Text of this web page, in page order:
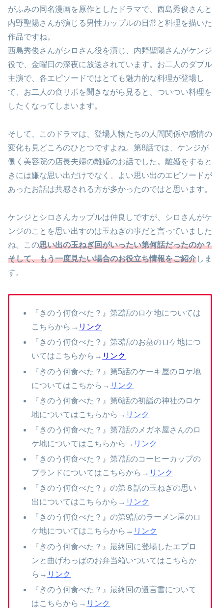
がふみの同名漫画を原作としたドラマで、西島秀俊さんと
内野聖陽さんが演じる男性カップルの日常と料理を描いた
作品ですね。
西島秀俊さんがシロさん役を演じ、内野聖陽さんがケンジ
役で、金曜日の深夜に放送されています。お二人のダブル
主演で、各エピソードではとても魅力的な料理が登場し
て、お二人の食リポを聞きながら見ると、ついつい料理を
したくなってしまいます。
そして、このドラマは、登場人物たちの人間関係や感情の
変化も見どころのひとつですよね。第8話では、ケンジが
働く美容院の店長夫婦の離婚のお話でした。離婚をすると
きには嫌な思い出だけでなく、よい思い出のエピソードが
あったお話は共感される方が多かったのではと思います。
ケンジとシロさんカップルは仲良しですが、シロさんがケ
ンジのことを思い出すのは玉ねぎの事だと言っていました
ね。この思い出の玉ねぎ回がいったい第何話だったのか？
そして、もう一度見たい場合のお役立ち情報をご紹介しま
す。
『きのう何食べた？』第2話のロケ地については
こちらから→ リンク
『きのう何食べた？』第3話のお墓のロケ地につ
いてはこちらから→ リンク
『きのう何食べた？』第5話のケーキ屋のロケ地
についてはこちから→ リンク
『きのう何食べた？』第6話の初詣の神社のロケ
地についてはこちらから→ リンク
『きのう何食べた？』第7話のメガネ屋さんのロ
ケ地についてはこちらから→ リンク
『きのう何食べた？』第7話のコーヒーカップの
ブランドについてはこちらから→ リンク
『きのう何食べた？』の第８話の玉ねぎの思い
出についてはこちらから→ リンク
『きのう何食べた？』の第9話のラーメン屋のロ
ケ地についてはこちらから→ リンク
『きのう何食べた？』最終回に登場したエプロ
ンと曲げわっぱのお弁当箱いついてはこちらか
ら→ リンク
『きのう何食べた？』最終回の遺言書について
はこちらから→ リンク